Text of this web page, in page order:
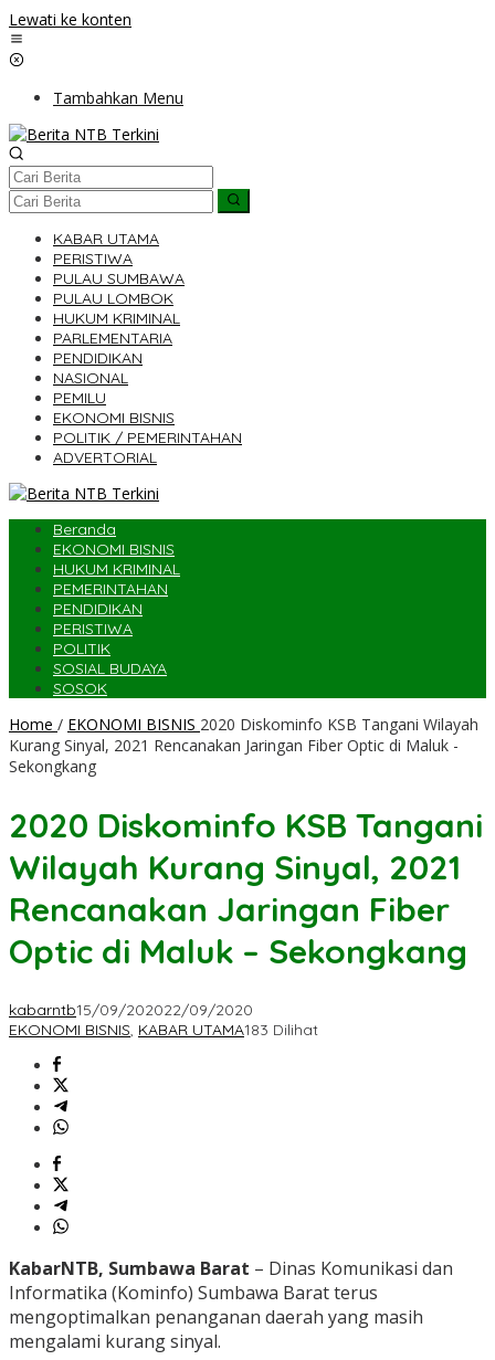
Lewati ke konten
Tambahkan Menu
KABAR UTAMA
PERISTIWA
PULAU SUMBAWA
PULAU LOMBOK
HUKUM KRIMINAL
PARLEMENTARIA
PENDIDIKAN
NASIONAL
PEMILU
EKONOMI BISNIS
POLITIK / PEMERINTAHAN
ADVERTORIAL
Beranda
EKONOMI BISNIS
HUKUM KRIMINAL
PEMERINTAHAN
PENDIDIKAN
PERISTIWA
POLITIK
SOSIAL BUDAYA
SOSOK
Home / EKONOMI BISNIS 2020 Diskominfo KSB Tangani Wilayah
Kurang Sinyal, 2021 Rencanakan Jaringan Fiber Optic di Maluk -
Sekongkang
2020 Diskominfo KSB Tangani
Wilayah Kurang Sinyal, 2021
Rencanakan Jaringan Fiber
Optic di Maluk – Sekongkang
kabarntb15/09/202022/09/2020
EKONOMI BISNIS, KABAR UTAMA183 Dilihat
KabarNTB, Sumbawa Barat – Dinas Komunikasi dan
Informatika (Kominfo) Sumbawa Barat terus
mengoptimalkan penanganan daerah yang masih
mengalami kurang sinyal.